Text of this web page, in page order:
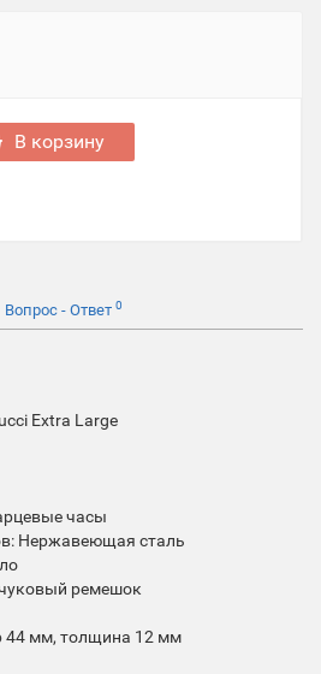
В корзину
Вопрос - Ответ 0
Extra Large
часы
Нержавеющая сталь
ремешок
44 мм, толщина 12 мм